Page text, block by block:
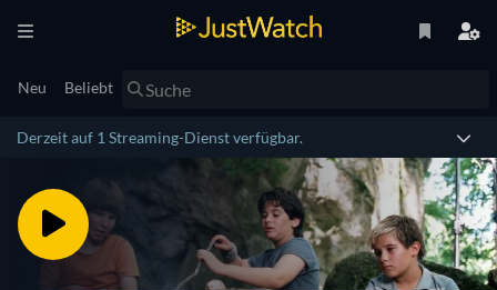
Neu Beliebt
Derzeit auf 1 Streaming-Dienst verfügbar.